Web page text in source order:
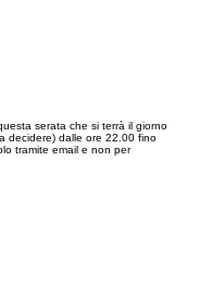
serata che si terrà il giorno
decidere) dalle ore 22.00 fino
tramite email e non per